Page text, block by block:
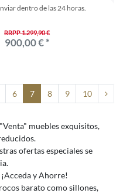
dentro de las 24 horas.
RRPP 1.299,90 €
900,00 € *
6 7 8 9 10
muebles exquisitos,
ofertas especiales se
y Ahorre!
barato como sillones,